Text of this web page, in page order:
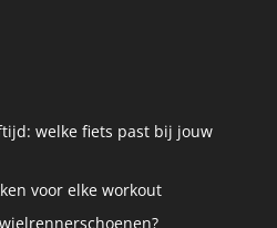
welke fiets past bij jouw
voor elke workout